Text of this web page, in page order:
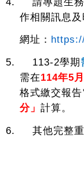
作相關訊息及
網址：
5. 113-2學期
需在114年5月
格式繳交報
分」 計算。
6. 其他完整